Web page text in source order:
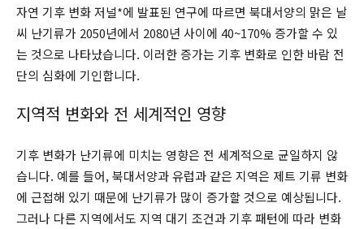
자연 기후 변화 저널*에 발표된 연구에 따르면 북대서양의 맑은 날
씨 난기류가 2050년에서 2080년 사이에 40~170% 증가할 수 있
는 것으로 나타났습니다. 이러한 증가는 기후 변화로 인한 바람 전
단의 심화에 기인합니다.
지역적 변화와 전 세계적인 영향
기후 변화가 난기류에 미치는 영향은 전 세계적으로 균일하지 않
습니다. 예를 들어, 북대서양과 유럽과 같은 지역은 제트 기류 변화
에 근접해 있기 때문에 난기류가 많이 증가할 것으로 예상됩니다.
그러나 다른 지역에서도 지역 대기 조건과 기후 패턴에 따라 변화